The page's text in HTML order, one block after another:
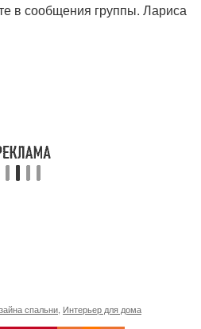
в сообщения группы. Лариса
спальни Интерьер для дома